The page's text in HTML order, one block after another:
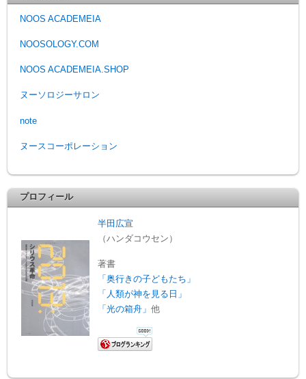
NOOS ACADEMEIA
NOOSOLOGY.COM
NOOS ACADEMEIA.SHOP
ヌーソロジーサロン
note
ヌースコーポレーション
プロフィール
半田広宣
（ハンダコウセン）
著書
「奥行きの子どもたち」
「人類が神を見る日」
「光の箱舟」他